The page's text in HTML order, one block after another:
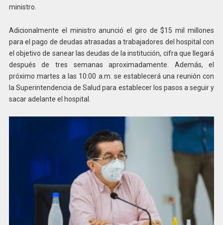
ministro.
Adicionalmente el ministro anunció el giro de $15 mil millones
para el pago de deudas atrasadas a trabajadores del hospital con
el objetivo de sanear las deudas de la institución, cifra que llegará
después de tres semanas aproximadamente. Además, el
próximo martes a las 10:00 a.m. se establecerá una reunión con
la Superintendencia de Salud para establecer los pasos a seguir y
sacar adelante el hospital.